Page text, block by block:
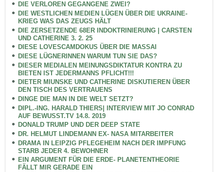
DIE VERLOREN GEGANGENE ZWEI?
DIE WESTLICHEN MEDIEN LÜGEN ÜBER DIE UKRAINE-
KRIEG WAS DAS ZEUGS HÄLT
DIE ZERSETZENDE 68ER INDOKTRINIERUNG | CARSTEN
UND CATHERINE 3. 2. 25
DIESE LOVESCAMDOKUS ÜBER DIE MASSAI
DIESE LÜGNERINNEN WARUM TUN SIE DAS?
DIESER MEDIALEN MEINUNGSDIKTATUR KONTRA ZU
BIETEN IST JEDERMANNS PFLICHT!!!
DIETER MIUNSKE UND CATHERINE DISKUTIEREN ÜBER
DEN TISCH DES VERTRAUENS
DINGE DIE MAN IN DIE WELT SETZT?
DIPL.-ING. HARALD THIERS| INTERVIEW MIT JO CONRAD
AUF BEWUSST.TV 14.8. 2019
DONALD TRUMP UND DER DEEP STATE
DR. HELMUT LINDEMANN EX- NASA MITARBEITER
DRAMA IN LEIPZIG PFLEGEHEIM NACH DER IMPFUNG
STARB JEDER 4. BEWOHNER
EIN ARGUMENT FÜR DIE ERDE- PLANETENTHEORIE
FÄLLT MIR GERADE EIN